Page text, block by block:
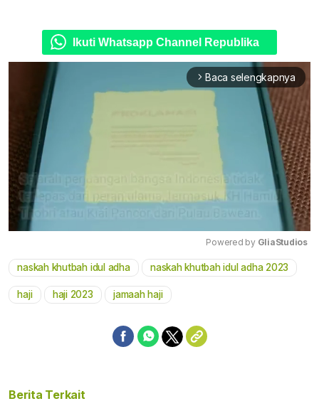
Ikuti Whatsapp Channel Republika
arrow_forward_ios Baca selengkapnya
Mute
Powered by GliaStudios
naskah khutbah idul adha naskah khutbah idul adha 2023
haji haji 2023 jamaah haji
Berita Terkait